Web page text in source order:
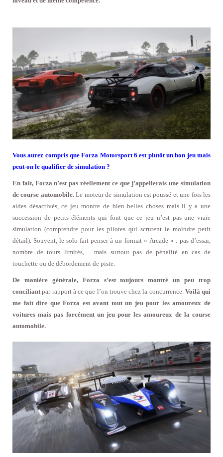
Vous aurez compris que Forza Motorsport 6 est plutôt un bon jeu mais
peut-on le qualifier de simulation ?
En fait, Forza n’est pas réellement ce que j’appellerais une simulation
de course automobile.Le moteur de simulation est poussé et une fois les
aides désactivés, ce jeu montre de bien belles choses mais il y a une
succession de petits éléments qui font que ce jeu n’est pas une vraie
simulation (comprendre pour les pilotes qui scrutent le moindre petit
détail). Souvent, le solo fait penser à un format « Arcade » : pas d’essai,
nombre de tours limités,… mais surtout pas de pénalité en cas de
touchette ou de débordement de piste.
De manière générale, Forza s’est toujours montré un peu trop
conciliant par rapport à ce que l’on trouve chez la concurrence. Voilà qui
me fait dire que Forza est avant tout un jeu pour les amoureux de
voitures mais pas forcément un jeu pour les amoureux de la course
automobile.